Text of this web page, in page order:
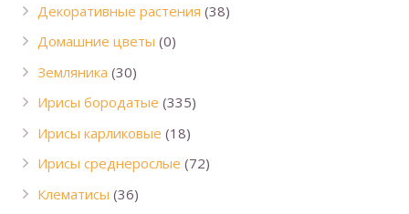
Декоративные растения (38)
Домашние цветы (0)
Земляника (30)
Ирисы бородатые (335)
Ирисы карликовые (18)
Ирисы среднерослые (72)
Клематисы (36)